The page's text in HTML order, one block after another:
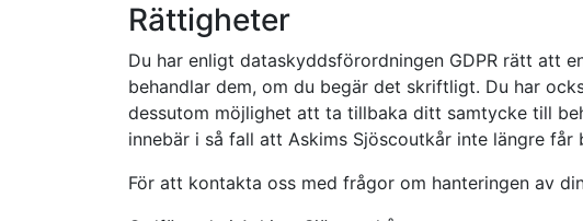
Rättigheter
Du har enligt dataskyddsförordningen GDPR rätt att
behandlar dem, om du begär det skriftligt. Du har
dessutom möjlighet att ta tillbaka ditt samtycke till
innebär i så fall att Askims Sjöscoutkår inte längre
För att kontakta oss med frågor om hanteringen av